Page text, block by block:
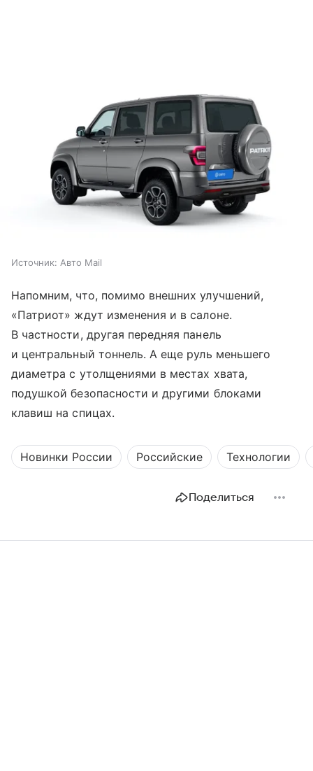
Источник: Авто Mail
Напомним, что, помимо внешних улучшений,
«Патриот» ждут изменения и в салоне.
В частности, другая передняя панель
и центральный тоннель. А еще руль меньшего
диаметра с утолщениями в местах хвата,
подушкой безопасности и другими блоками
клавиш на спицах.
Новинки России Российские Технологии
Поделиться